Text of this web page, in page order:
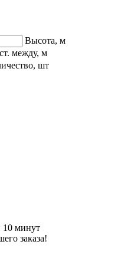
Высота, м
между, м
шт
10 минут
заказа!